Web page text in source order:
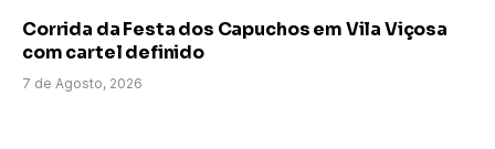
Corrida da Festa dos Capuchos em Vila Viçosa
com cartel definido
7 de Agosto, 2026